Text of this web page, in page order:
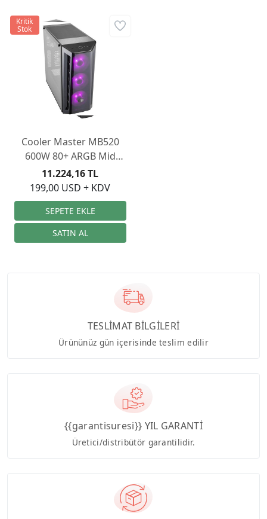
Cooler Master MB520
600W 80+ ARGB Mid
Tower Kasa
199,00 USD + KDV
11.224,16 TL
Kritik
Stok
TESLİMAT BİLGİLERİ
Ürününüz gün içerisinde teslim edilir
{{garantisuresi}} YIL GARANTİ
Üretici/distribütör garantilidir.